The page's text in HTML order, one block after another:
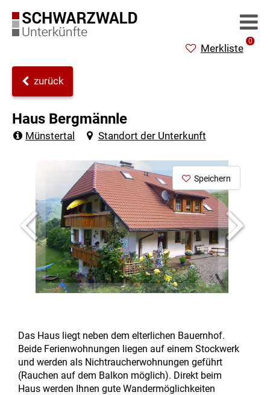
0
Merkliste
zurück
Haus Bergmännle
Münstertal Standort der Unterkunft
Speichern
Das Haus liegt neben dem elterlichen Bauernhof.
Beide Ferienwohnungen liegen auf einem Stockwerk
und werden als Nichtraucherwohnungen geführt
(Rauchen auf dem Balkon möglich). Direkt beim
Haus werden Ihnen gute Wandermöglichkeiten